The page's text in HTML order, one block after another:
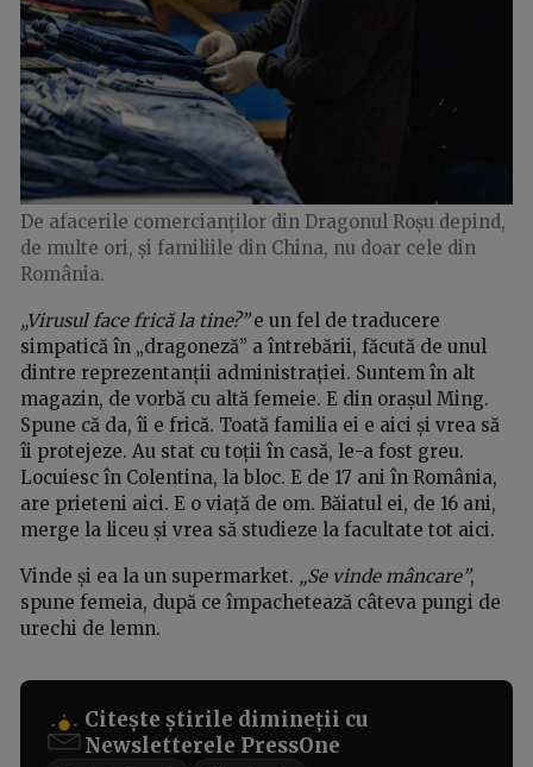
De afacerile comercianților din Dragonul Roșu depind,
de multe ori, și familiile din China, nu doar cele din
România.
„Virusul face frică la tine?”e un fel de traducere
simpatică în „dragoneză” a întrebării, făcută de unul
dintre reprezentanții administrației. Suntem în alt
magazin, de vorbă cu altă femeie. E din orașul Ming.
Spune că da, îi e frică. Toată familia ei e aici și vrea să
îi protejeze. Au stat cu toții în casă, le-a fost greu.
Locuiesc în Colentina, la bloc. E de 17 ani în România,
are prieteni aici. E o viață de om. Băiatul ei, de 16 ani,
merge la liceu și vrea să studieze la facultate tot aici.
Vinde și ea la un supermarket. „Se vinde mâncare”,
spune femeia, după ce împachetează câteva pungi de
urechi de lemn.
Citește știrile dimineții cu
Newsletterele PressOne